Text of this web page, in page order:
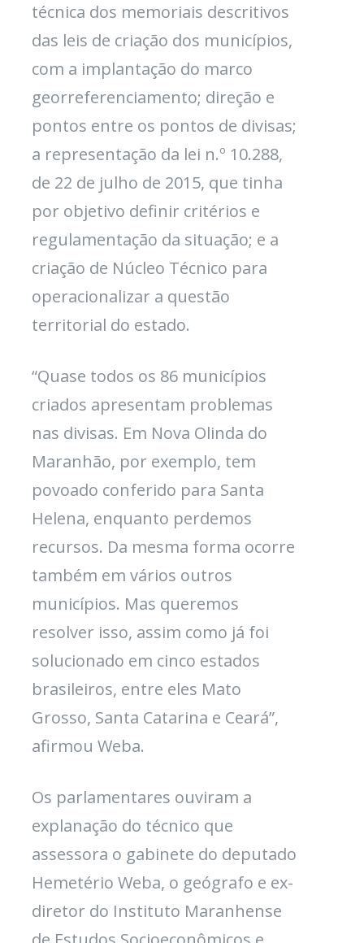
técnica dos memoriais descritivos
das leis de criação dos municípios,
com a implantação do marco
georreferenciamento; direção e
pontos entre os pontos de divisas;
a representação da lei n.º 10.288,
de 22 de julho de 2015, que tinha
por objetivo definir critérios e
regulamentação da situação; e a
criação de Núcleo Técnico para
operacionalizar a questão
territorial do estado.
“Quase todos os 86 municípios
criados apresentam problemas
nas divisas. Em Nova Olinda do
Maranhão, por exemplo, tem
povoado conferido para Santa
Helena, enquanto perdemos
recursos. Da mesma forma ocorre
também em vários outros
municípios. Mas queremos
resolver isso, assim como já foi
solucionado em cinco estados
brasileiros, entre eles Mato
Grosso, Santa Catarina e Ceará”,
afirmou Weba.
Os parlamentares ouviram a
explanação do técnico que
assessora o gabinete do deputado
Hemetério Weba, o geógrafo e ex-
diretor do Instituto Maranhense